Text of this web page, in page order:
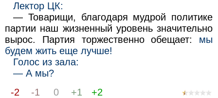
Лектор ЦК:
— Товарищи, благодаря мудрой политике
партии наш жизненный уровень значительно
вырос. Партия торжественно обещает: мы
будем жить еще лучше!
Голос из зала:
— А мы?
-2
-1 0 +1
+2